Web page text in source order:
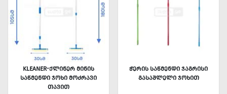
KLEANER-ᲥᲚᲘᲜᲔᲠ ᲛᲘᲜᲘᲡ
ᲡᲐᲬᲛᲔᲜᲓᲘ ᲯᲝᲮᲘ ᲛᲝᲫᲠᲐᲕᲘ
ᲗᲐᲕᲘᲗ
ᲭᲔᲠᲘᲡ ᲡᲐᲬᲛᲔᲜᲓᲘ ᲯᲐᲒᲠᲘᲡᲘ
ᲒᲐᲡᲐᲨᲚᲔᲚᲘ ᲯᲝᲮᲘᲗ